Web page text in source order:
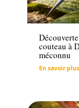
Loisirs
couteau à
méconnu
En savoir plus